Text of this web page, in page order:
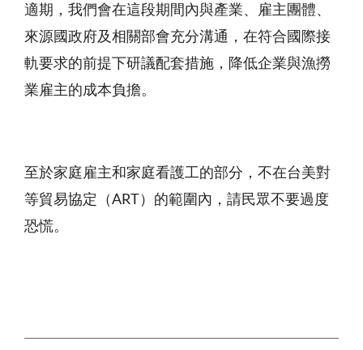
適期，我們會在這段期間內與產業、雇主團體、
來源國政府及相關部會充分溝通，在符合國際接
軌要求的前提下研議配套措施，降低企業與漁撈
業雇主的成本負擔。
至於家庭雇主和家庭看護工的部分，不在台美對
等貿易協定（ART）的範圍內，請民眾不要過度
恐慌。